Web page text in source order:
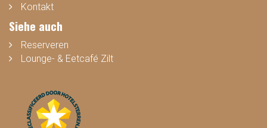
Kontakt
Siehe auch
Reserveren
Lounge- & Eetcafé Zilt